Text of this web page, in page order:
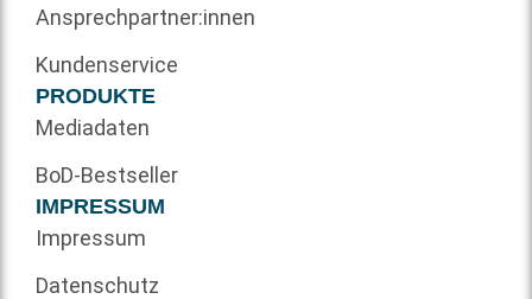
Ansprechpartner:innen
Kundenservice
PRODUKTE
Mediadaten
BoD-Bestseller
IMPRESSUM
Impressum
Datenschutz